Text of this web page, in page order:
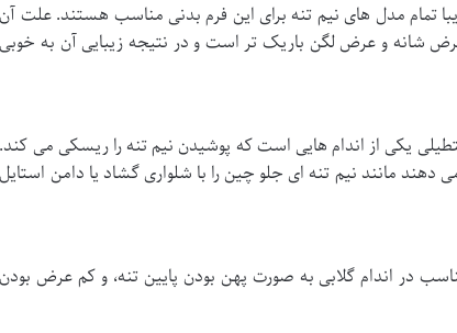
مدل های نیم تنه برای این فرم بدنی مناسب هستند. علت آن
شانه و عرض لگن باریک تر است و در نتیجه زیبایی آن به خوبی
یکی از اندام هایی است که پوشیدن نیم تنه را ریسکی می کند.
مانند نیم تنه ای جلو چین را با شلواری گشاد یا دامن استایل
در اندام گلابی به صورت پهن بودن پایین تنه، و کم عرض بودن